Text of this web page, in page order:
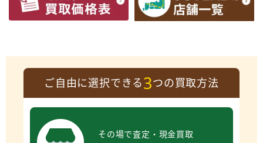
ご自由に選択できる3つの買取方法
その場で査定・現金買取